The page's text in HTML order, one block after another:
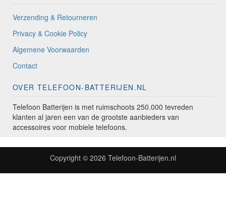
Verzending & Retourneren
Privacy & Cookie Policy
Algemene Voorwaarden
Contact
OVER TELEFOON-BATTERIJEN.NL
Telefoon Batterijen is met ruimschoots 250.000 tevreden
klanten al jaren een van de grootste aanbieders van
accessoires voor mobiele telefoons.
Copyright © 2026 Telefoon-Batterijen.nl